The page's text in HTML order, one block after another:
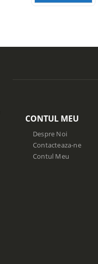
CONTUL MEU
Despre Noi
Contacteaza-ne
Contul Meu